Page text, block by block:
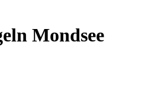
Mondsee